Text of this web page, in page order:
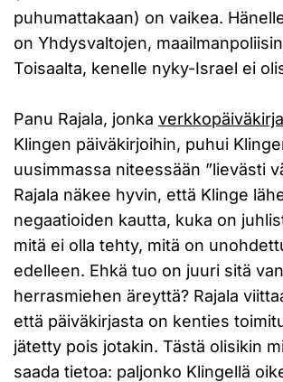
puhumattakaan) on vaikea.
on Yhdysvaltojen,
Toisaalta, kenelle nyky-Israel ei
Panu Rajala, jonka
Klingen päiväkirjoihin, puhui
uusimmassa niteessään ”lievästi
Rajala näkee hyvin, että Klinge
negaatioiden kautta, kuka on
mitä ei olla tehty, mitä on
edelleen. Ehkä tuo on juuri sitä
herrasmiehen äreyttä? Rajala
että päiväkirjasta on kenties
jätetty pois jotakin. Tästä olisikin
saada tietoa: paljonko Klingellä